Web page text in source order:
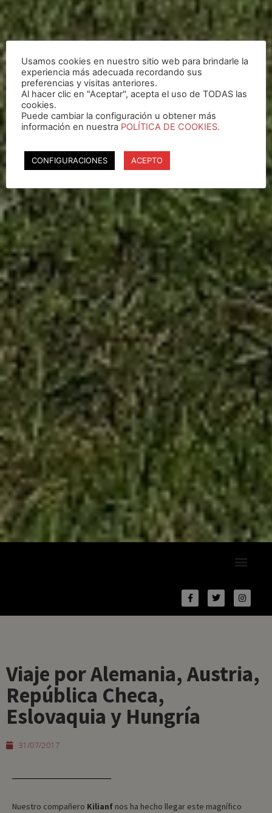
Viaje por Alemania, Austria,
República Checa,
Eslovaquia y Hungría
31/07/2017
Nuestro compañero Kilianf nos ha hecho llegar este magnífico
Usamos cookies en nuestro sitio web para brindarle la
experiencia más adecuada recordando sus
preferencias y visitas anteriores.
Al hacer clic en "Aceptar", acepta el uso de TODAS las
cookies.
Puede cambiar la configuración u obtener más
información en nuestra POLÍTICA DE COOKIES.
CONFIGURACIONES ACEPTO